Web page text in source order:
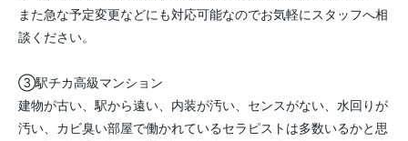
また急な予定変更などにも対応可能なのでお気軽にスタッフへ相
談ください。
③駅チカ高級マンション
建物が古い、駅から遠い、内装が汚い、センスがない、水回りが
汚い、カビ臭い部屋で働かれているセラピストは多数いるかと思